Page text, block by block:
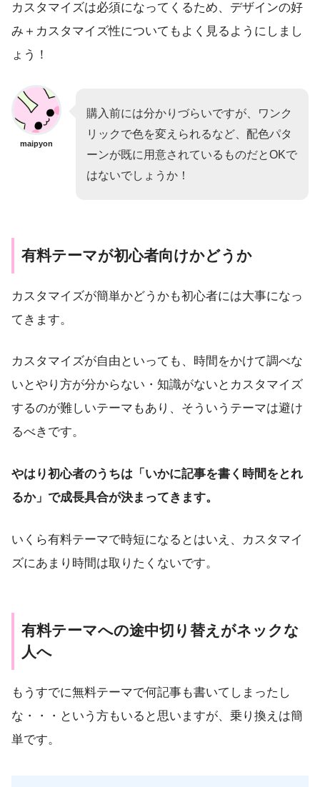
カスタマイズは必須になってくるため、デザインの好
み＋カスタマイズ性についてもよく見るようにしまし
ょう！
maipyon
購入前には分かりづらいですが、ワンク
リックで色を変えられるなど、配色パタ
ーンが既に用意されているものだとOKで
はないでしょうか！
有料テーマが初心者向けかどうか
カスタマイズが簡単かどうかも初心者には大事になっ
てきます。
カスタマイズが自由といっても、時間をかけて調べな
いとやり方が分からない・知識がないとカスタマイズ
するのが難しいテーマもあり、そういうテーマは避け
るべきです。
やはり初心者のうちは「いかに記事を書く時間をとれ
るか」で成長具合が決まってきます。
いくら有料テーマで時短になるとはいえ、カスタマイ
ズにあまり時間は取りたくないです。
有料テーマへの途中切り替えがネックな
人へ
もうすでに無料テーマで何記事も書いてしまったし
な・・・という方もいると思いますが、乗り換えは簡
単です。